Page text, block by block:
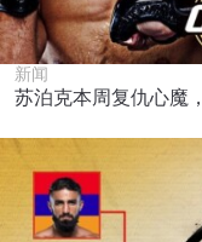
新闻
苏泊克本周复仇心魔